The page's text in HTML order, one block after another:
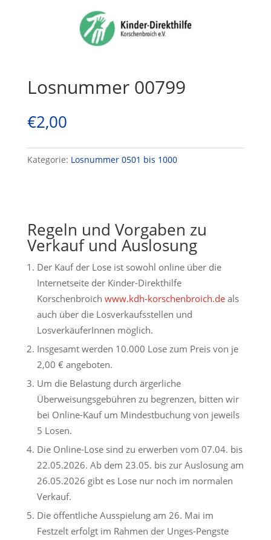
Losnummer 00799
€2,00
Kategorie: Losnummer 0501 bis 1000
Regeln und Vorgaben zu
Verkauf und Auslosung
Der Kauf der Lose ist sowohl online über die
Internetseite der Kinder-Direkthilfe
Korschenbroich www.kdh-korschenbroich.deals
auch über die Losverkaufsstellen und
LosverkäuferInnen möglich.
Insgesamt werden 10.000 Lose zum Preis von je
2,00 € angeboten.
Um die Belastung durch ärgerliche
Überweisungsgebühren zu begrenzen, bitten wir
bei Online-Kauf um Mindestbuchung von jeweils
5 Losen.
Die Online-Lose sind zu erwerben vom 07.04. bis
22.05.2026. Ab dem 23.05. bis zur Auslosung am
26.05.2026 gibt es Lose nur noch im normalen
Verkauf.
Die öffentliche Ausspielung am 26. Mai im
Festzelt erfolgt im Rahmen der Unges-Pengste